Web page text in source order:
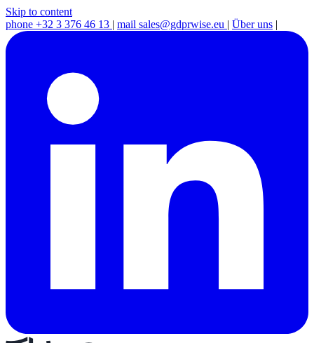
Skip to content
phone +32 3 376 46 13 | mail sales@gdprwise.eu | Über uns |